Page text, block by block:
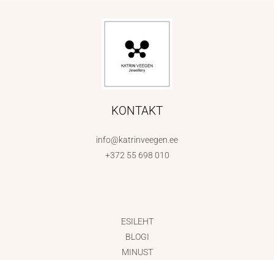
KONTAKT
info@katrinveegen.ee
+372 55 698 010
ESILEHT
BLOGI
MINUST